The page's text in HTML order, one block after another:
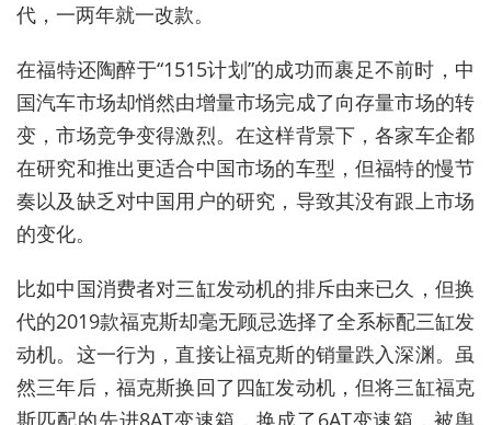
代，一两年就一改款。
在福特还陶醉于“1515计划”的成功而裹足不前时，中
国汽车市场却悄然由增量市场完成了向存量市场的转
变，市场竞争变得激烈。在这样背景下，各家车企都
在研究和推出更适合中国市场的车型，但福特的慢节
奏以及缺乏对中国用户的研究，导致其没有跟上市场
的变化。
比如中国消费者对三缸发动机的排斥由来已久，但换
代的2019款福克斯却毫无顾忌选择了全系标配三缸发
动机。这一行为，直接让福克斯的销量跌入深渊。虽
然三年后，福克斯换回了四缸发动机，但将三缸福克